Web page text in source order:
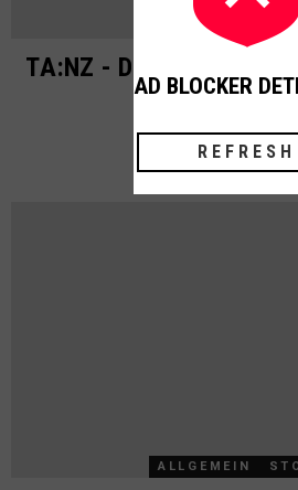
ALLGEMEIN
TA:NZ - DJ-SET VON
ALLGEMEIN
AD BLOCKER
REFRESH